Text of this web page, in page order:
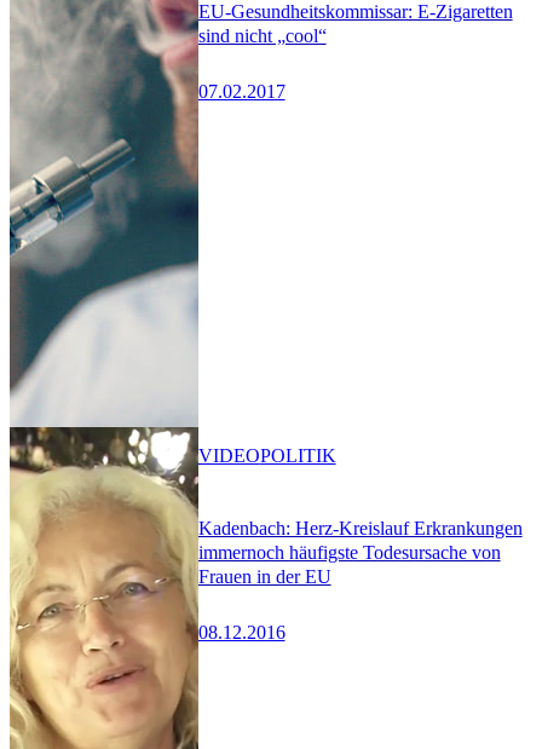
EU-Gesundheitskommissar: E-Zigaretten
sind nicht „cool“
07.02.2017
Kadenbach: Herz-Kreislauf Erkrankungen
immernoch häufigste Todesursache von
Frauen in der EU
08.12.2016
VIDEOPOLITIK